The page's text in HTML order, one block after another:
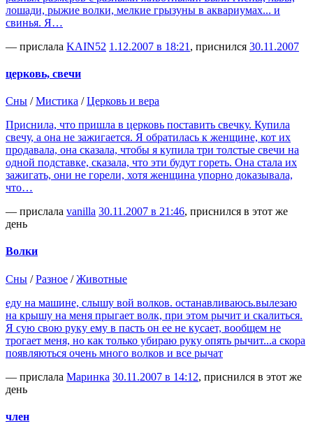
лошади, рыжие волки, мелкие грызуны в аквариумах... и
свинья. Я…
— прислала KAIN52 1.12.2007 в 18:21 , приснился 30.11.2007
церковь, свечи
Сны /Мистика /Церковь и вера
Приснила, что пришла в церковь поставить свечку. Купила
свечу, а она не зажигается. Я обратилась к женщине, кот их
продавала, она сказала, чтобы я купила три толстые свечи на
одной подставке, сказала, что эти будут гореть. Она стала их
зажигать, они не горели, хотя женщина упорно доказывала,
что…
— прислала vanilla 30.11.2007 в 21:46, приснился в этот же
день
Волки
Сны /Разное /Животные
еду на машине, слышу вой волков. останавливаюсь.вылезаю
на крышу на меня прыгает волк, при этом рычит и скалиться.
Я сую свою руку ему в пасть он ее не кусает, вообщем не
трогает меня, но как только убираю руку опять рычит...а скора
появляються очень много волков и все рычат
— прислала Маринка 30.11.2007 в 14:12, приснился в этот же
день
член